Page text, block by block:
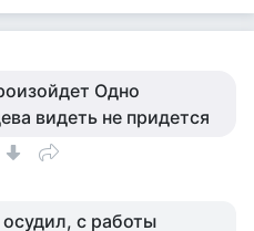
Одно
видеть не придется
осудил, с работы